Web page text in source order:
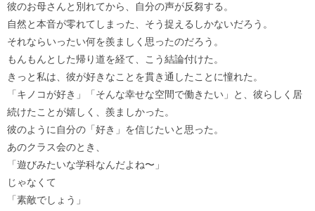
彼のお母さんと別れてから、自分の声が反芻する。
自然と本音が零れてしまった、そう捉えるしかないだろう。
それならいったい何を羨ましく思ったのだろう。
もんもんとした帰り道を経て、こう結論付けた。
きっと私は、彼が好きなことを貫き通したことに憧れた。
「キノコが好き」「そんな幸せな空間で働きたい」と、彼らしく居
続けたことが嬉しく、羨ましかった。
彼のように自分の「好き」を信じたいと思った。
あのクラス会のとき、
「遊びみたいな学科なんだよね〜」
じゃなくて
「素敵でしょう」